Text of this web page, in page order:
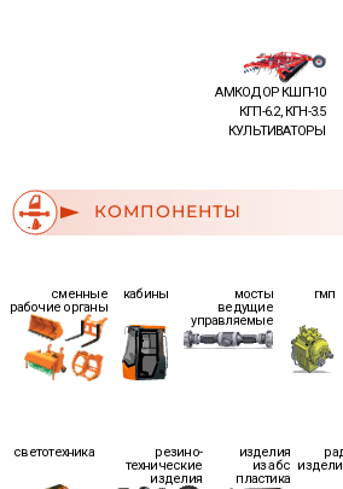
АМКОДОР КШП-10
КГП-6.2, КГН-3.5
КУЛЬТИВАТОРЫ
КОМПОНЕНТЫ
сменные
рабочие органы
кабины
мосты
ведущие
управляемые
гмп
светотехника
резино-
технические
изделия
изделия
из абс
пластика